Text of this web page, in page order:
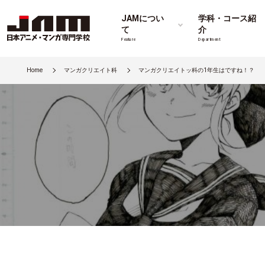
JAMについ
て
Feature
学科・コース紹
介
Department
Home マンガクリエイト科 マンガクリエイトッ科の1年生はですね！？